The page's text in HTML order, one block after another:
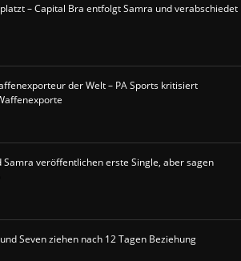
– Capital Bra entfolgt Samra und verabschiedet
der Welt – PA Sports kritisiert
Samra veröffentlichen erste Single, aber sagen
Seven ziehen nach 12 Tagen Beziehung